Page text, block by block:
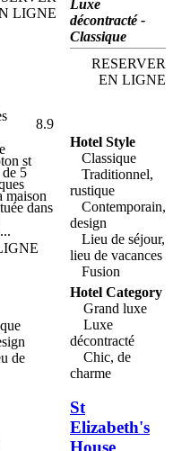
et des
de
et
sert
avec
pour le
30
le
et de
LIGNE
Luxe
décontracté -
Classique
RESERVER
EN LIGNE
8.9
st
5
maison
dans
de
Hotel Style
Classique
Traditionnel,
rustique
Contemporain,
design
Lieu de séjour,
lieu de vacances
Fusion
Hotel Category
Grand luxe
Luxe
décontracté
Chic, de
charme
St
Elizabeth's
House